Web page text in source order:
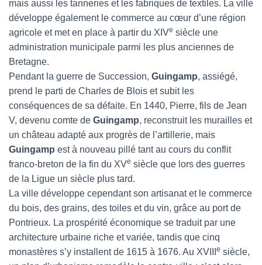
mais aussi les tanneries et les fabriques de textiles. La ville
développe également le commerce au cœur d’une région
agricole et met en place à partir du XIVe siècle une
administration municipale parmi les plus anciennes de
Bretagne.
Pendant la guerre de Succession, Guingamp, assiégé,
prend le parti de Charles de Blois et subit les
conséquences de sa défaite. En 1440, Pierre, fils de Jean
V, devenu comte de Guingamp, reconstruit les murailles et
un château adapté aux progrès de l’artillerie, mais
Guingamp est à nouveau pillé tant au cours du conflit
franco-breton de la fin du XVe siècle que lors des guerres
de la Ligue un siècle plus tard.
La ville développe cependant son artisanat et le commerce
du bois, des grains, des toiles et du vin, grâce au port de
Pontrieux. La prospérité économique se traduit par une
architecture urbaine riche et variée, tandis que cinq
monastères s’y installent de 1615 à 1676. Au XVIII
e siècle,